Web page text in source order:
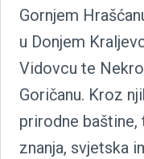
Gornjem
u Donjem
Vidovcu te
Goričanu. Kroz
prirodne
znanja, svjetska